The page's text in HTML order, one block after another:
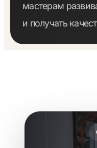
мастерам
и получать